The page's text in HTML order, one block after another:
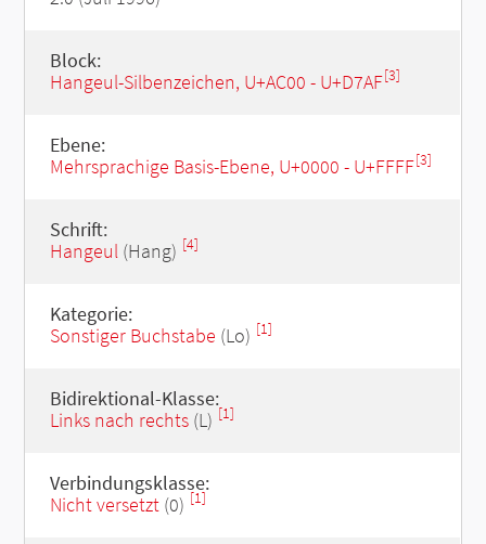
Block:
Hangeul-Silbenzeichen, U+AC00 - U+D7AF[3]
Ebene:
Mehrsprachige Basis-Ebene, U+0000 - U+FFFF[3]
Schrift:
Hangeul(Hang) [4]
Kategorie:
Sonstiger Buchstabe (Lo) [1]
Bidirektional-Klasse:
Links nach rechts(L) [1]
Verbindungsklasse:
Nicht versetzt(0) [1]